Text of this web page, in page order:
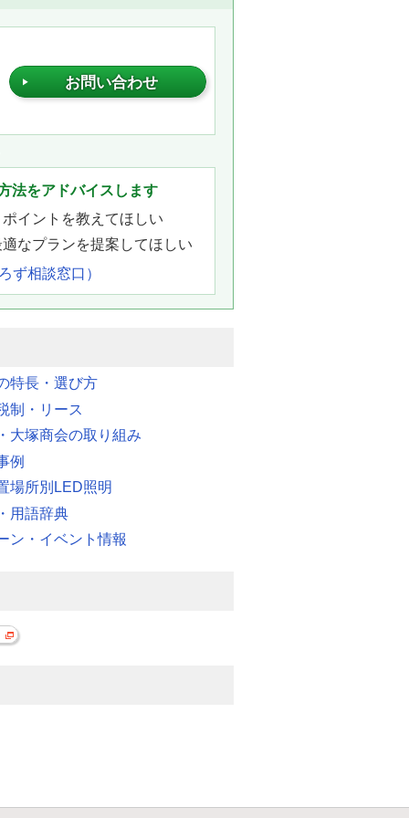
お問い合わせ
法をアドバイスします
イントを教えてほしい
なプランを提案してほしい
ず相談窓口）
特長・選び方
制・リース
大塚商会の取り組み
例
場所別LED照明
用語辞典
ン・イベント情報